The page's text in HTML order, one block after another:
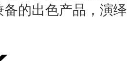
的出色产品，演